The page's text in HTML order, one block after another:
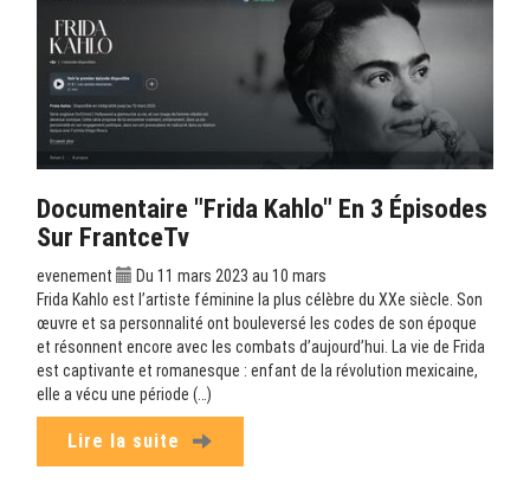
Documentaire "Frida Kahlo" En 3 Épisodes
Sur FrantceTv
evenement
Du 11 mars 2023 au 10 mars
Frida Kahlo est l’artiste féminine la plus célèbre du XXe siècle. Son
œuvre et sa personnalité ont bouleversé les codes de son époque
et résonnent encore avec les combats d’aujourd’hui. La vie de Frida
est captivante et romanesque : enfant de la révolution mexicaine,
elle a vécu une période (…)
Lire la suite